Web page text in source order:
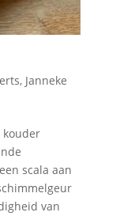
, Janneke
kouder
scala aan
van